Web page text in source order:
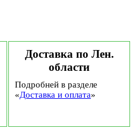
Доставка по Лен.
области
Подробней в разделе
«Доставка и оплата»